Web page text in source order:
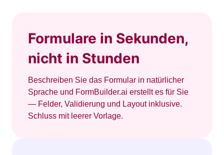
Formulare in Sekunden,
nicht in Stunden
Beschreiben Sie das Formular in natürlicher
Sprache und FormBuilder.ai erstellt es für Sie
— Felder, Validierung und Layout inklusive.
Schluss mit leerer Vorlage.